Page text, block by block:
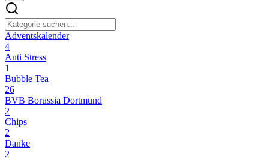
Adventskalender
4
Anti Stress
1
Bubble Tea
26
BVB Borussia Dortmund
2
Chips
2
Danke
2